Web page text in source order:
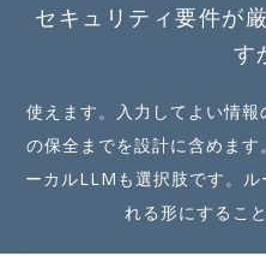
セキュリティ要件が
す
使えます。入力してよい情
の保全までを設計に含めま
ーカルLLMも選択肢です。
れる形にするこ